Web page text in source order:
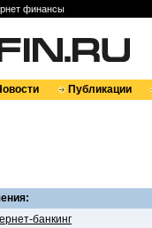
финансы
Публикации
банкинг